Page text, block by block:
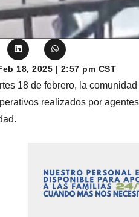
18, 2025 | 2:57 pm CST
18 de febrero, la
realizados por